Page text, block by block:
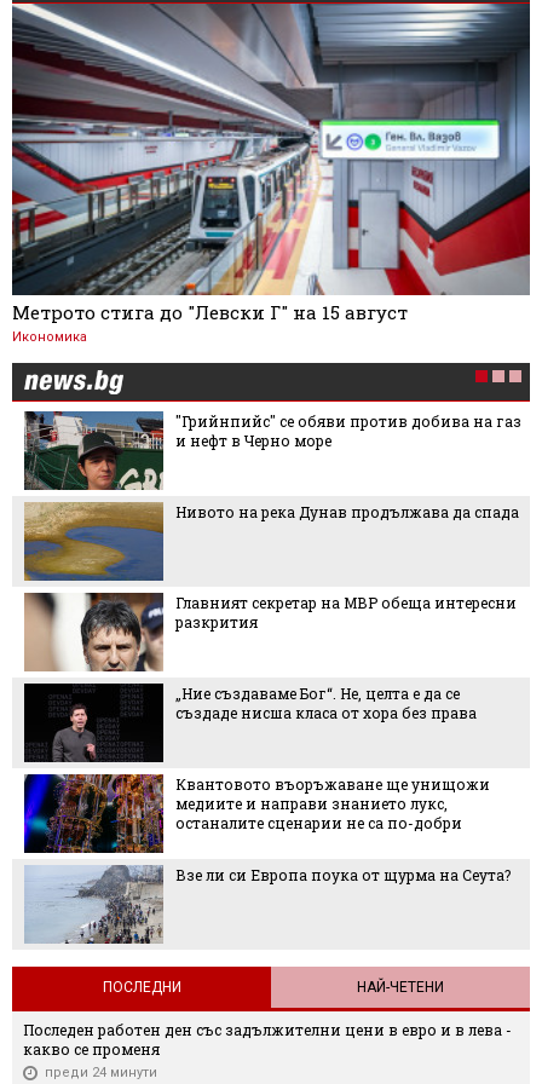
Метрото стига до "Левски Г" на 15 август
Икономика
"Грийнпийс" се обяви против добива на газ
и нефт в Черно море
Нивото на река Дунав продължава да спада
Главният секретар на МВР обеща интересни
разкрития
„Ние създаваме Бог“. Не, целта е да се
създаде нисша класа от хора без права
Квантовото въоръжаване ще унищожи
медиите и направи знанието лукс,
останалите сценарии не са по-добри
Взе ли си Европа поука от щурма на Сеута?
ПОСЛЕДНИ НАЙ-ЧЕТЕНИ
Последен работен ден със задължителни цени в евро и в лева -
какво се променя
преди 24 минути